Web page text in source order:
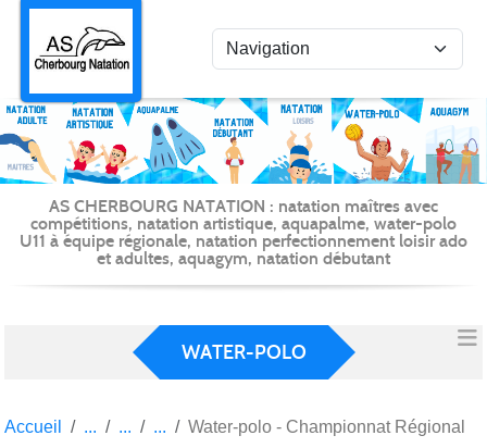
AS CHERBOURG NATATION : natation maîtres avec
compétitions, natation artistique, aquapalme, water-polo
U11 à équipe régionale, natation perfectionnement loisir ado
et adultes, aquagym, natation débutant
WATER-POLO
Accueil Water-polo - Championnat Régional
Panneau de gestion des cookies